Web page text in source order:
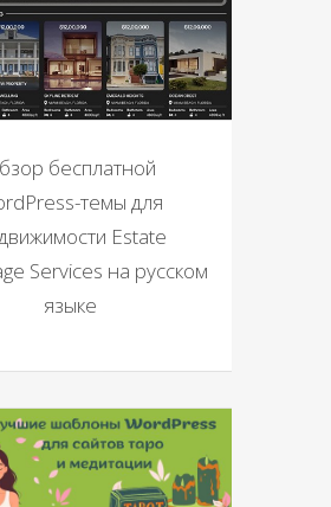
бесплатной
темы для
Estate
Services на русском
языке